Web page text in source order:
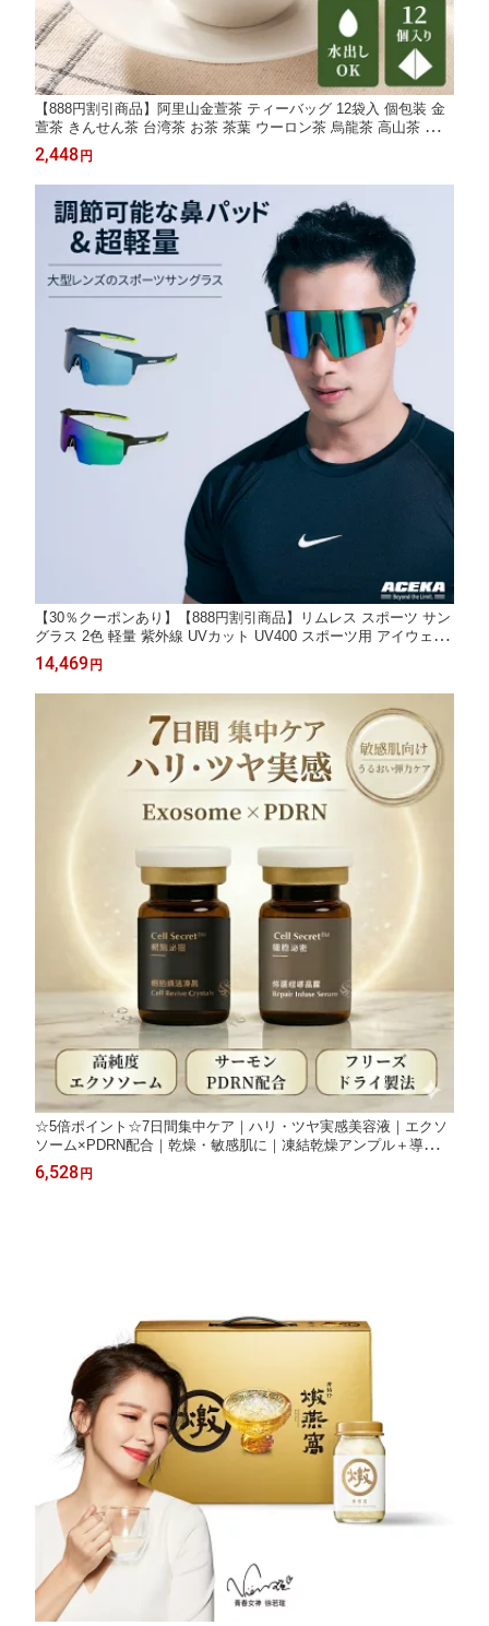
【888円割引商品】阿里山金萱茶 ティーバッグ 12袋入 個包装 金
萱茶 きんせん茶 台湾茶 お茶 茶葉 ウーロン茶 烏龍茶 高山茶 立体
三角 無添加 おいしい 上品 水出し パケ買い おしゃれ デザイン
【山和院茶職人】【台湾直送】
2,448 円
【30％クーポンあり】【888円割引商品】リムレス スポーツ サン
グラス 2色 軽量 紫外線 UVカット UV400 スポーツ用 アイウェア
偏光グラス スポーツグラス ミラー まぶしさ軽減 防塵 ケース付き
メンズ レディース 【ACEKA】
14,469 円
☆5倍ポイント☆7日間集中ケア｜ハリ・ツヤ実感美容液｜エクソ
ソーム×PDRN配合｜乾燥・敏感肌に｜凍結乾燥アンプル＋導入セ
ラム【Cell Secret 細胞泌密】台湾発
6,528 円